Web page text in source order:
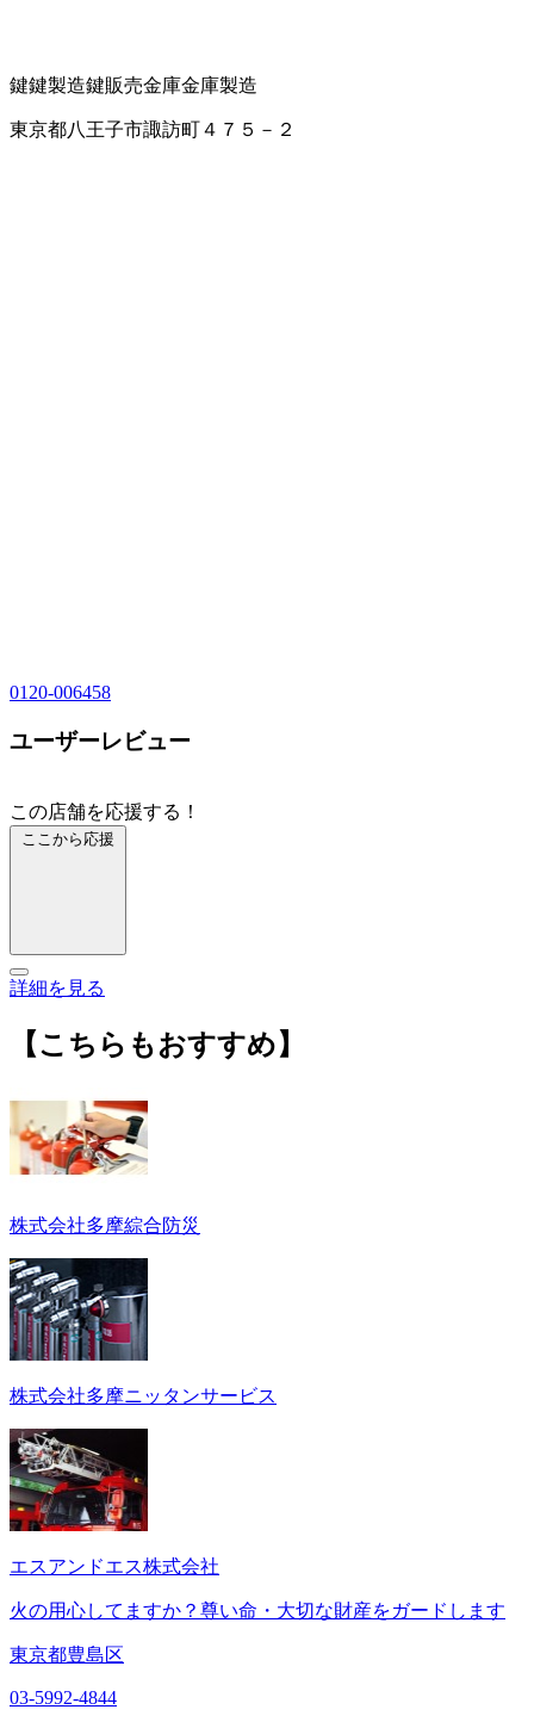
鍵鍵製造鍵販売金庫金庫製造
東京都八王子市諏訪町４７５－２
0120-006458
ユーザーレビュー
この店舗を応援する！
ここから応援
詳細を見る
【こちらもおすすめ】
株式会社多摩綜合防災
株式会社多摩ニッタンサービス
エスアンドエス株式会社
火の用心してますか？尊い命・大切な財産をガードします
東京都豊島区
03-5992-4844